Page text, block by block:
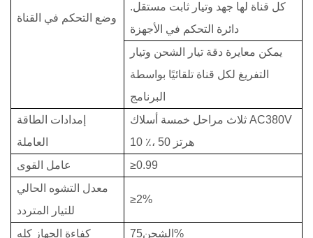
وضع التحكم في القناة
كل قناة لها جهد وتيار ثابت مستقل.
دائرة التحكم في الأجهزة
يمكن معايرة دقة تيار الشحن وتيار
التفريغ لكل قناة تلقائيًا بواسطة
البرنامج
إمدادات الطاقة
العاملة
ثلاث مراحل خمسة أسلاك AC380V
10
٪، 50 هرتز
عامل القوى
≥0.99
معدل التشوه الحالي
للتيار المتردد
≥2%
كفاءة الجهاز كله الشحن75%